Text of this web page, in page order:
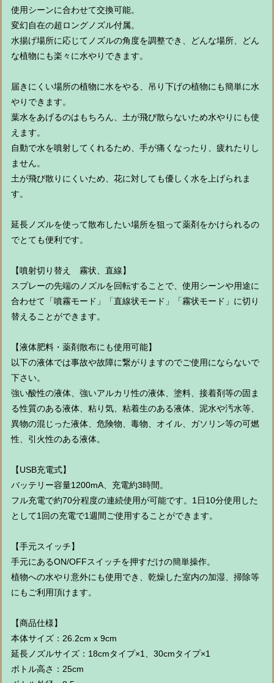
使用シーンに合わせて交換可能。
変幻自在の超ロングノズル付属。
水揚げ場所に応じてノズルの角度を調整でき、どんな場所、どん
な植物にも楽々に水やりできます。
届きにくい場所の植物に水をやる、吊り下げの植物にも簡単に水
やりできます。
葉水をあげるのはもちろん、土が飛び散らないため水やりにも使
えます。
自動で水を噴射してくれるため、手が痛くなったり、疲れたりし
ません。
土が飛び散りにくいため、花に対しても優しく水を上げられま
す。
延長ノズルを使って散布したい場所を狙って薬剤をかけられるの
でとても便利です。
【噴射切り替え 霧状、直線】
スプレーの先端のノズルを回転することで、使用シーンや用途に
合わせて「噴霧モード」「直線状モード」「霧状モード」に切り
替えることができます。
【液体肥料・薬剤散布にも使用可能】
以下の液体では事故や故障に繋がりますのでご使用にならないで
下さい。
強い酸性の液体、強いアルカリ性の液体、塗料、接着剤等の固ま
る性質のある液体、粘り気、粘着生のある液体、泥水や汚水等、
異物の混じった液体、危険物、毒物、オイル、ガソリン等の可燃
性、引火性のある液体。
【USB充電式】
バッテリー容量1200mA、充電約3時間。
フル充電で約70分程度の連続使用が可能です。1日10分使用した
として1回の充電で1週間ご使用することができます。
【手元スイッチ】
手元にあるON/OFFスイッチを押すだけの簡単操作。
植物への水やり意外にも使用でき、乾燥した室内の加湿、掃除等
にもご利用頂けます。
【商品仕様】
本体サイズ：26.2cm x 9cm
延長ノズルサイズ：18cmタイプ×1、30cmタイプ×1
ボトル高さ：25cm